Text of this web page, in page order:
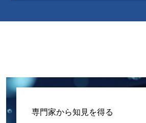
専門家から知見を得る